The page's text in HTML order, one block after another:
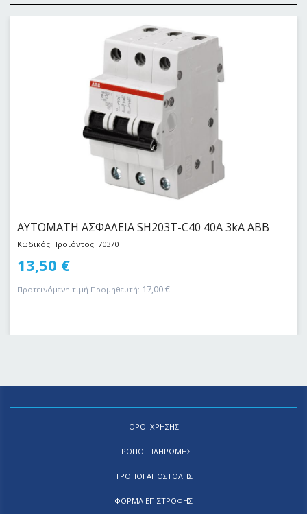
ΑΥΤΟΜΑΤΗ ΑΣΦΑΛΕΙΑ SH203T-C40 40Α 3kA ABB
Κωδικός Προϊόντος: 70370
13,50 €
Προτεινόμενη τιμή Προμηθευτή: 17,00€
ΟΡΟΙ ΧΡΗΣΗΣ
ΤΡΟΠΟΙ ΠΛΗΡΩΜΗΣ
ΤΡΟΠΟΙ ΑΠΟΣΤΟΛΗΣ
ΦΟΡΜΑ ΕΠΙΣΤΡΟΦΗΣ